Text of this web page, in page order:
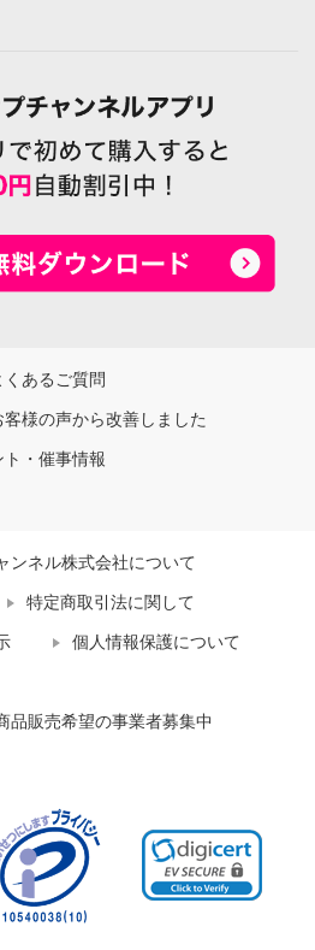
くあるご質問
客様の声から改善しました
ト・催事情報
ンネル株式会社について
特定商取引法に関して
個人情報保護について
品販売希望の事業者募集中